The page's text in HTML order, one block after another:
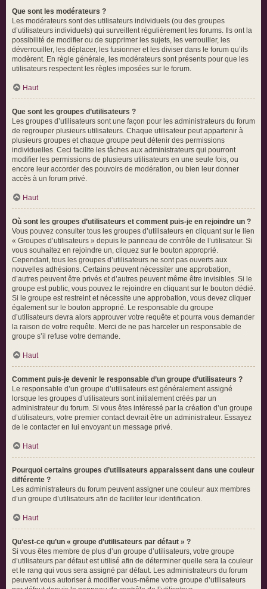
Que sont les modérateurs ?
Les modérateurs sont des utilisateurs individuels (ou des groupes
d’utilisateurs individuels) qui surveillent régulièrement les forums. Ils ont la
possibilité de modifier ou de supprimer les sujets, les verrouiller, les
déverrouiller, les déplacer, les fusionner et les diviser dans le forum qu’ils
modèrent. En règle générale, les modérateurs sont présents pour que les
utilisateurs respectent les règles imposées sur le forum.
Haut
Que sont les groupes d’utilisateurs ?
Les groupes d’utilisateurs sont une façon pour les administrateurs du forum
de regrouper plusieurs utilisateurs. Chaque utilisateur peut appartenir à
plusieurs groupes et chaque groupe peut détenir des permissions
individuelles. Ceci facilite les tâches aux administrateurs qui pourront
modifier les permissions de plusieurs utilisateurs en une seule fois, ou
encore leur accorder des pouvoirs de modération, ou bien leur donner
accès à un forum privé.
Haut
Où sont les groupes d’utilisateurs et comment puis-je en rejoindre un ?
Vous pouvez consulter tous les groupes d’utilisateurs en cliquant sur le lien
« Groupes d’utilisateurs » depuis le panneau de contrôle de l’utilisateur. Si
vous souhaitez en rejoindre un, cliquez sur le bouton approprié.
Cependant, tous les groupes d’utilisateurs ne sont pas ouverts aux
nouvelles adhésions. Certains peuvent nécessiter une approbation,
d’autres peuvent être privés et d’autres peuvent même être invisibles. Si le
groupe est public, vous pouvez le rejoindre en cliquant sur le bouton dédié.
Si le groupe est restreint et nécessite une approbation, vous devez cliquer
également sur le bouton approprié. Le responsable du groupe
d’utilisateurs devra alors approuver votre requête et pourra vous demander
la raison de votre requête. Merci de ne pas harceler un responsable de
groupe s’il refuse votre demande.
Haut
Comment puis-je devenir le responsable d’un groupe d’utilisateurs ?
Le responsable d’un groupe d’utilisateurs est généralement assigné
lorsque les groupes d’utilisateurs sont initialement créés par un
administrateur du forum. Si vous êtes intéressé par la création d’un groupe
d’utilisateurs, votre premier contact devrait être un administrateur. Essayez
de le contacter en lui envoyant un message privé.
Haut
Pourquoi certains groupes d’utilisateurs apparaissent dans une couleur
différente ?
Les administrateurs du forum peuvent assigner une couleur aux membres
d’un groupe d’utilisateurs afin de faciliter leur identification.
Haut
Qu’est-ce qu’un « groupe d’utilisateurs par défaut » ?
Si vous êtes membre de plus d’un groupe d’utilisateurs, votre groupe
d’utilisateurs par défaut est utilisé afin de déterminer quelle sera la couleur
et le rang qui vous sera assigné par défaut. Les administrateurs du forum
peuvent vous autoriser à modifier vous-même votre groupe d’utilisateurs